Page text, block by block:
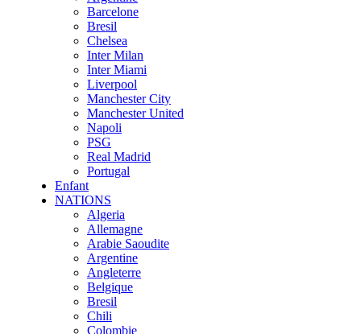
Barcelone
Bresil
Chelsea
Inter Milan
Inter Miami
Liverpool
Manchester City
Manchester United
Napoli
PSG
Real Madrid
Portugal
Enfant
NATIONS
Algeria
Allemagne
Arabie Saoudite
Argentine
Angleterre
Belgique
Bresil
Chili
Colombie